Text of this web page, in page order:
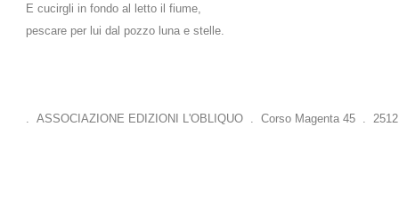
E cucirgli in fondo al letto il fiume,
pescare per lui dal pozzo luna e stelle.
. ASSOCIAZIONE EDIZIONI L'OBLIQUO . Corso Magenta 45 .